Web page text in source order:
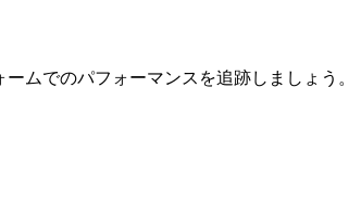
ムでのパフォーマンスを追跡しましょう。